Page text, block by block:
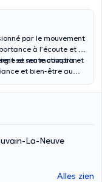
par le mouvement
à l’écoute et à
se sente compris et
et ma motivation
et bien-être au
La-Neuve
Alles zien